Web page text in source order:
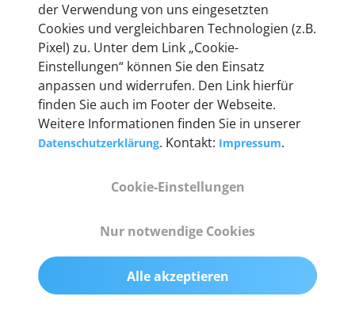
Technische Details &
Lieferumfang
55 mm x 25 mm x 12 mm
200 g
der Verwendung von uns eingesetzten
Cookies und vergleichbaren Technologien (z.B.
Pixel) zu. Unter dem Link „Cookie-
Einstellungen“ können Sie den Einsatz
anpassen und widerrufen. Den Link hierfür
finden Sie auch im Footer der Webseite.
Weitere Informationen finden Sie in unserer
Datenschutzerklärung. Kontakt: Impressum.
Cookie-Einstellungen
Nur notwendige Cookies
Alle akzeptieren